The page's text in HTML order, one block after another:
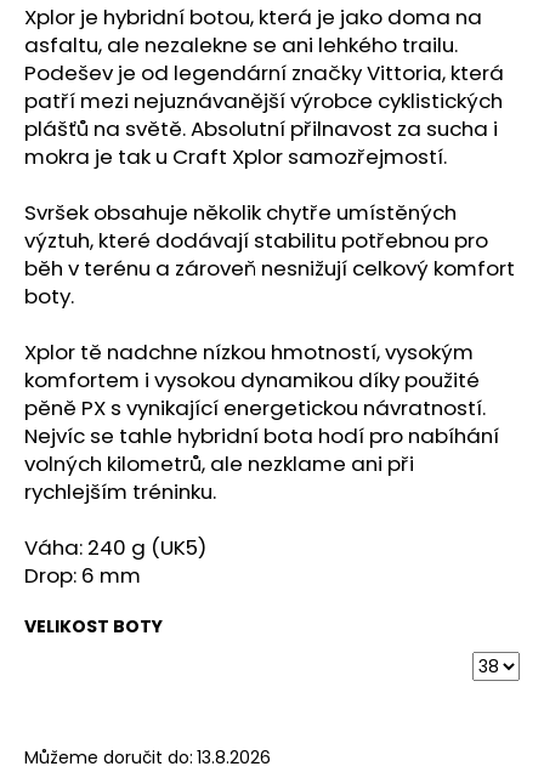
Xplor je hybridní botou, která je jako doma na
asfaltu, ale nezalekne se ani lehkého trailu.
Podešev je od legendární značky Vittoria, která
patří mezi nejuznávanější výrobce cyklistických
plášťů na světě. Absolutní přilnavost za sucha i
mokra je tak u Craft Xplor samozřejmostí.
Svršek obsahuje několik chytře umístěných
výztuh, které dodávají stabilitu potřebnou pro
běh v terénu a zároveň nesnižují celkový komfort
boty.
Xplor tě nadchne nízkou hmotností, vysokým
komfortem i vysokou dynamikou díky použité
pěně PX s vynikající energetickou návratností.
Nejvíc se tahle hybridní bota hodí pro nabíhání
volných kilometrů, ale nezklame ani při
rychlejším tréninku.
Váha: 240 g (UK5)
Drop: 6 mm
VELIKOST BOTY
Můžeme doručit do: 13.8.2026
č
u
j
e
m
e
SAUCONY
RIDE
14
RUNSHIELD
SOLAR
(PÁNSKE)
2
190
Kč
Původně:
4
050
Kč